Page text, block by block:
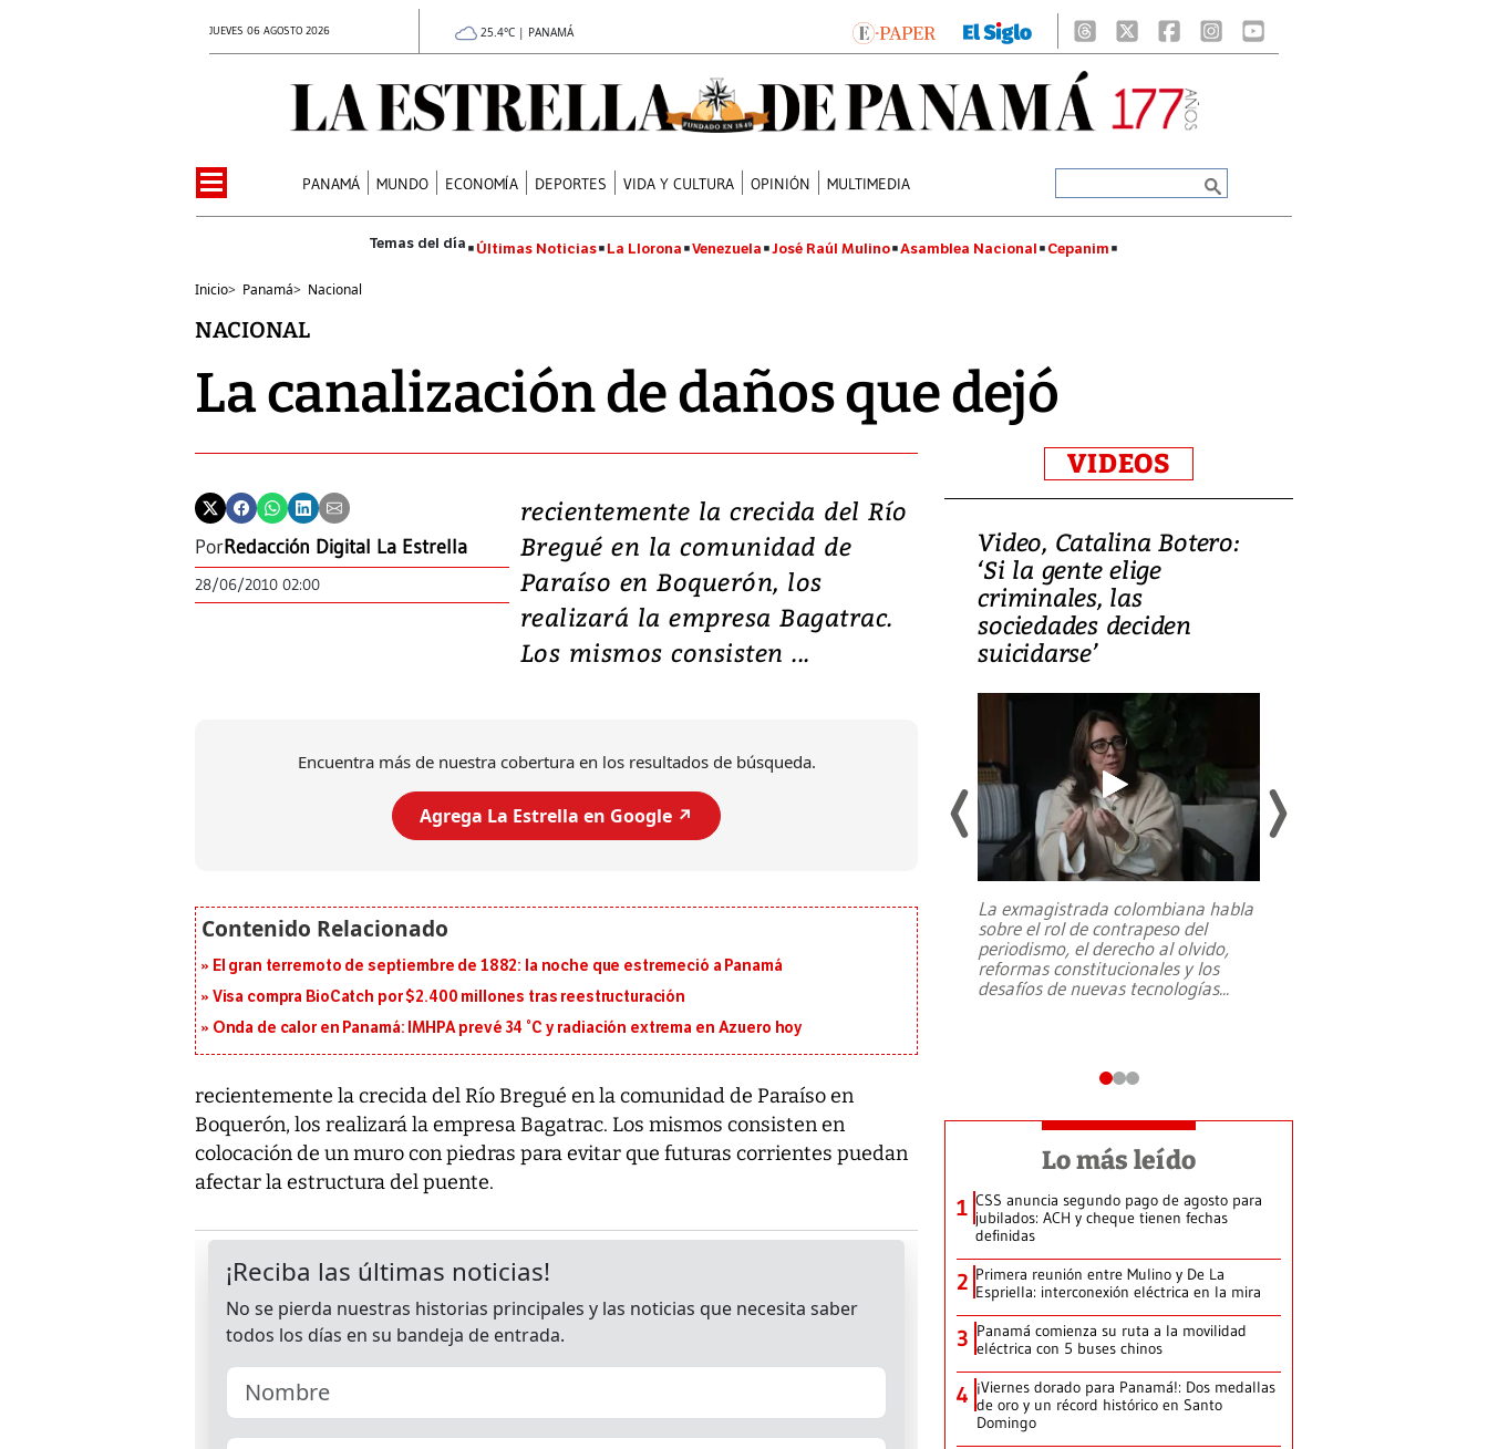
JUEVES 06 AGOSTO 2026 25.4°C | PANAMÁ
PANAMÁ MUNDO ECONOMÍA DEPORTES VIDA Y CULTURA OPINIÓN MULTIMEDIA
Últimas Noticias La Llorona Venezuela José Raúl Mulino Asamblea Nacional Cepanim
Inicio> Panamá> Nacional
NACIONAL
La canalización de daños que dejó
PorRedacción Digital La Estrella
28/06/2010 02:00
recientemente la crecida del Río
Bregué en la comunidad de
Paraíso en Boquerón, los
realizará la empresa Bagatrac.
Los mismos consisten ...
Encuentra más de nuestra cobertura en los resultados de búsqueda.
Agrega La Estrella en Google ↗️
El gran terremoto de septiembre de 1882: la noche que estremeció a Panamá
Visa compra BioCatch por $2.400 millones tras reestructuración
Onda de calor en Panamá: IMHPA prevé 34 °C y radiación extrema en Azuero hoy
recientemente la crecida del Río Bregué en la comunidad de Paraíso en
Boquerón, los realizará la empresa Bagatrac. Los mismos consisten en
colocación de un muro con piedras para evitar que futuras corrientes puedan
afectar la estructura del puente.
VIDEOS
Video, Japón: Terremoto
deja heridos y graves
daños en Kumamoto
al sur de Japón, provocando una
Video, Catalina Botero:
‘Si la gente elige
criminales, las
sociedades deciden
suicidarse’
La exmagistrada colombiana habla
sobre el rol de contrapeso del
periodismo, el derecho al olvido,
reformas constitucionales y los
desafíos de nuevas tecnologías...
Lo más leído
1 CSS anuncia segundo pago de agosto para
jubilados: ACH y cheque tienen fechas
definidas
2 Primera reunión entre Mulino y De La
Espriella: interconexión eléctrica en la mira
3 Panamá comienza su ruta a la movilidad
eléctrica con 5 buses chinos
4 ¡Viernes dorado para Panamá!: Dos medallas
de oro y un récord histórico en Santo
Domingo